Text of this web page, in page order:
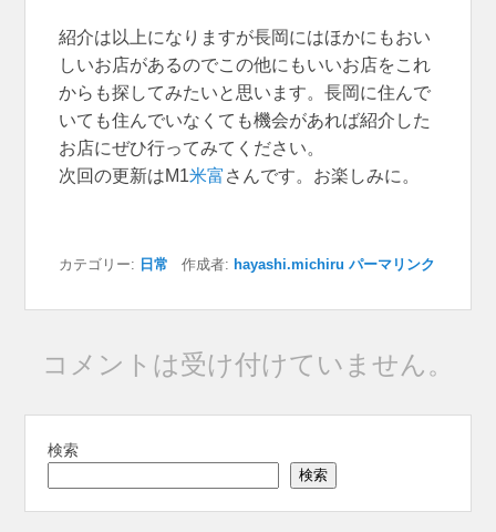
紹介は以上になりますが長岡にはほかにもおい
しいお店があるのでこの他にもいいお店をこれ
からも探してみたいと思います。長岡に住んで
いても住んでいなくても機会があれば紹介した
お店にぜひ行ってみてください。
次回の更新はM1米富 さんです。お楽しみに。
カテゴリー: 日常 作成者: hayashi.michiru パーマリンク
コメントは受け付けていません。
検索
検索